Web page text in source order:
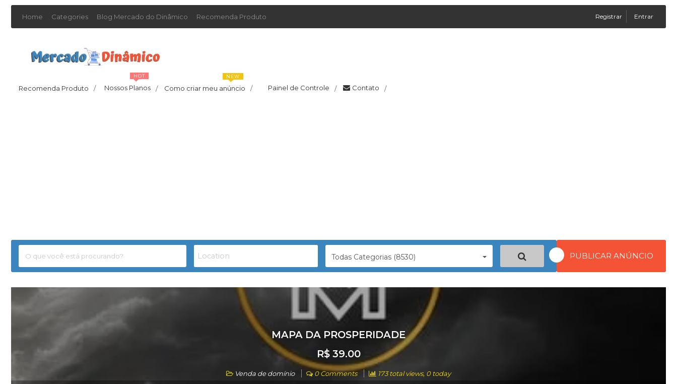
Home Categories Blog Mercado do Dinâmico Recomenda Produto Registrar Entrar
Recomenda Produto / Nossos Planos /
HOT
Como criar meu anúncio /
NEW
Painel de Controle / Contato /
Todas Categorias (8530) PUBLICAR ANÚNCIO
MAPA DA PROSPERIDADE
R$ 39.00
Venda de domínio 0 Comments 173 total views, 0 today